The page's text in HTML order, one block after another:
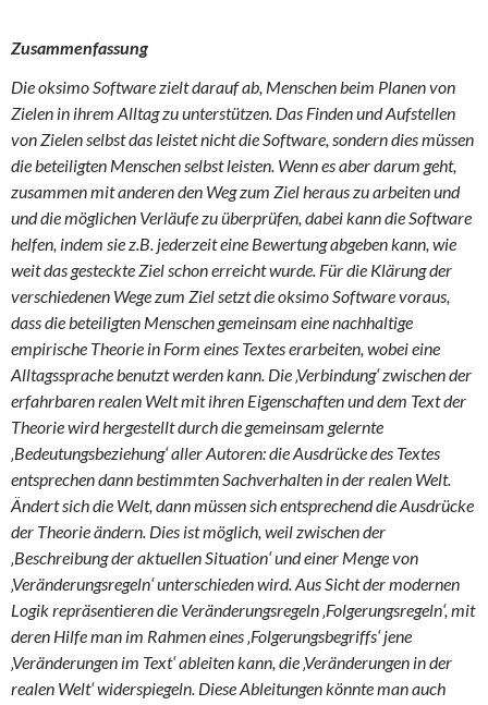
Zusammenfassung
Die oksimo Software zielt darauf ab, Menschen beim Planen von
Zielen in ihrem Alltag zu unterstützen. Das Finden und Aufstellen
von Zielen selbst das leistet nicht die Software, sondern dies müssen
die beteiligten Menschen selbst leisten. Wenn es aber darum geht,
zusammen mit anderen den Weg zum Ziel heraus zu arbeiten und
und die möglichen Verläufe zu überprüfen, dabei kann die Software
helfen, indem sie z.B. jederzeit eine Bewertung abgeben kann, wie
weit das gesteckte Ziel schon erreicht wurde. Für die Klärung der
verschiedenen Wege zum Ziel setzt die oksimo Software voraus,
dass die beteiligten Menschen gemeinsam eine nachhaltige
empirische Theorie in Form eines Textes erarbeiten, wobei eine
Alltagssprache benutzt werden kann. Die ‚Verbindung‘ zwischen der
erfahrbaren realen Welt mit ihren Eigenschaften und dem Text der
Theorie wird hergestellt durch die gemeinsam gelernte
‚Bedeutungsbeziehung‘ aller Autoren: die Ausdrücke des Textes
entsprechen dann bestimmten Sachverhalten in der realen Welt.
Ändert sich die Welt, dann müssen sich entsprechend die Ausdrücke
der Theorie ändern. Dies ist möglich, weil zwischen der
‚Beschreibung der aktuellen Situation‘ und einer Menge von
‚Veränderungsregeln‘ unterschieden wird. Aus Sicht der modernen
Logik repräsentieren die Veränderungsregeln ‚Folgerungsregeln‘, mit
deren Hilfe man im Rahmen eines ‚Folgerungsbegriffs‘ jene
‚Veränderungen im Text‘ ableiten kann, die ‚Veränderungen in der
realen Welt‘ widerspiegeln. Diese Ableitungen könnte man auch